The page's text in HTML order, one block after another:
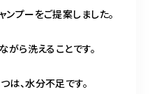
プーをご提案しました。
がら洗えることです。
は、水分不足です。